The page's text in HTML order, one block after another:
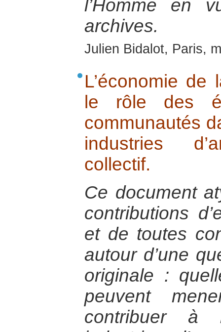
l’Homme en
archives.
Julien Bidalot, Paris,
L’économie
le rôle des
communautés
industries
collectif.
Ce document
contributions
et de toutes
autour d’une
originale :
peuvent
contribuer à